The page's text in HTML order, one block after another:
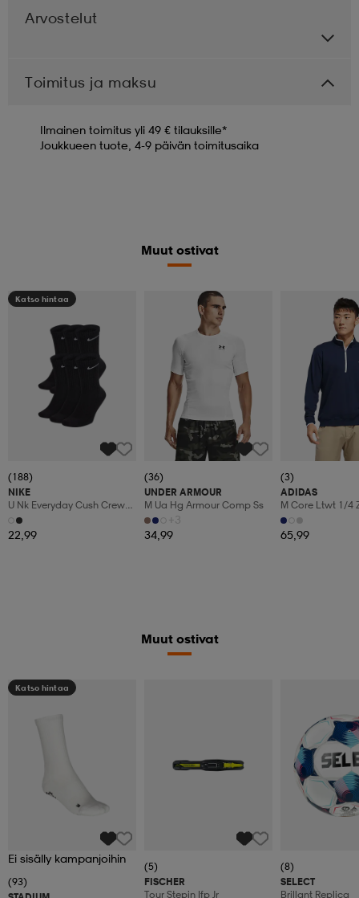
Arvostelut
Toimitus ja maksu
Ilmainen toimitus yli 49 € tilauksille*
Joukkueen tuote, 4-9 päivän toimitusaika
Muut ostivat
Katso hintaa
(188)
NIKE
U Nk Everyday Cush Crew
6pr-Bd
22,99
(36)
UNDER ARMOUR
M Ua Hg Armour Comp Ss
+3
34,99
(3)
ADIDAS
M Core Ltwt 1/4
65,99
Muut ostivat
Katso hintaa
Ei sisälly kampanjoihin
(93)
(5)
FISCHER
Tour Stepin Ifp Jr
(8)
SELECT
Brillant Replica